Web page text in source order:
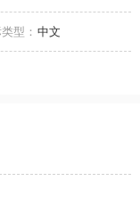
型： 中文